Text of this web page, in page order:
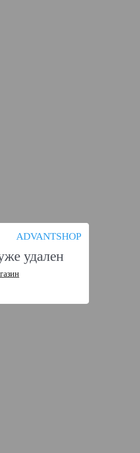
ADVANTSHOP
удален